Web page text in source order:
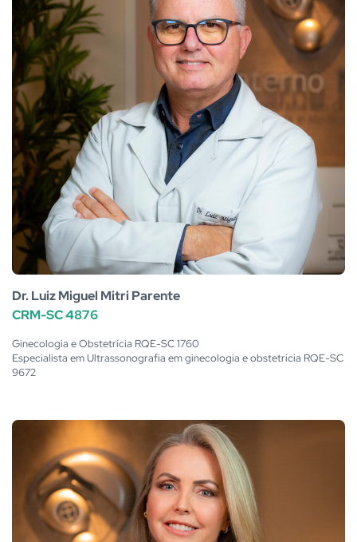
Dr. Luiz Miguel Mitri Parente
CRM-SC 4876
Ginecologia e Obstetrícia RQE-SC 1760
Especialista em Ultrassonografia em ginecologia e obstetrícia RQE-SC
9672